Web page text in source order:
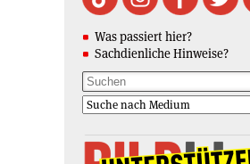
Was passiert hier?
Sachdienliche Hinweise?